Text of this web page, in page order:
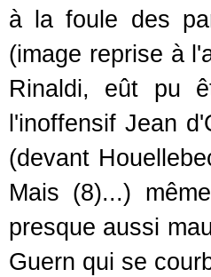
à la foule des
(image reprise à
Rinaldi, eût pu
l'inoffensif Jean
(devant
Mais (8)...)
presque aussi
Guern qui se